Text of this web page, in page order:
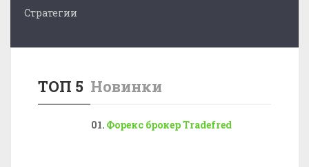
Стратегии
ТОП 5 Новинки
Форекс брокер Tradefred